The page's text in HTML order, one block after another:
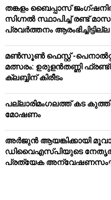
തങ്കളം ബൈപ്പാസ്
സിഗ്നല്‍ സ്ഥാപിച്ച് രണ്ട് മാസം
പ്രവർത്തനം ആരംഭിച്ചിട്ടില്ല
മൺസൂൺ ഫെസ്റ്റ് -
മത്സരം: ഉരുളൻതണ്ണി
ക്ലബ്ബിന് കിരീടം
പ​ല്ലാ​രി​മം​ഗ​ല​ത്ത് ക​ട
മോ​ഷ​ണം
അര്‍ജുന്‍ ആയങ്കിക്കായി
ഡിവൈഎസ്പിയുടെ
പ്രത്യേക